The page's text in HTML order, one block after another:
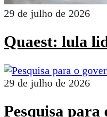
29 de julho de 2026
Quaest: lula
29 de julho de 2026
Pesquisa